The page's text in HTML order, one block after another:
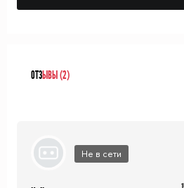
ОТЗЫВЫ (2)
Не в сети